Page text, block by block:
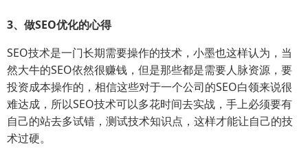
3、做SEO优化的心得
SEO技术是一门长期需要操作的技术，小墨也这样认为，当
然大牛的SEO依然很赚钱，但是那些都是需要人脉资源，要
投资成本操作的，相信这些对于一个公司的SEO白领来说很
难达成，所以SEO技术可以多花时间去实战，手上必须要有
自己的站去多试错，测试技术知识点，这样才能让自己的技
术过硬。